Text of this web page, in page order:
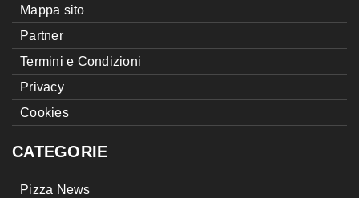
Mappa sito
Partner
Termini e Condizioni
Privacy
Cookies
CATEGORIE
Pizza News